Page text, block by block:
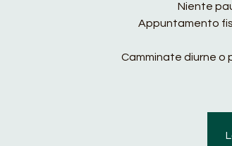
Niente
Appuntamento
Camminate diurne o